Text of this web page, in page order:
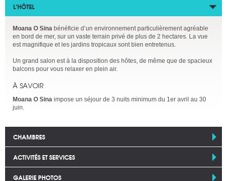
L’HÔTEL
Moana O Sina bénéficie d’un environnement particulièrement agréable
en bord de mer, sur un vaste terrain privé de plus de 2 hectares. La vue
est magnifique et les jardins tropicaux sont bien entretenus.
Un grand salon est à la disposition des hôtes, de même que de spacieux
balcons pour vous relaxer en plein air.
À SAVOIR
Moana O Sina impose un séjour de 3 nuits minimum du 1er avril au 30
juin.
CHAMBRES
ACTIVITÉS ET SERVICES
GALERIE PHOTOS